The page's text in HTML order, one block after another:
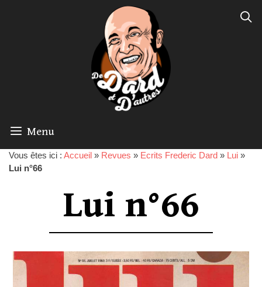
Menu
Vous êtes ici : Accueil » Revues » Ecrits Frederic Dard » Lui »
Lui n°66
Lui n°66